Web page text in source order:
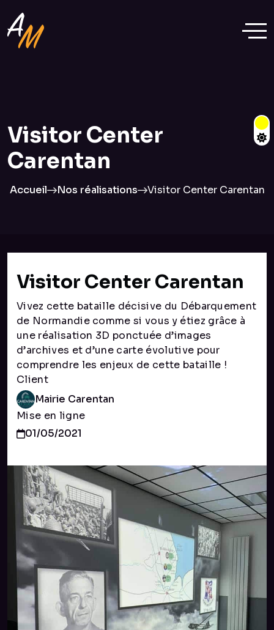
Visitor Center
Carentan
Accueil Nos réalisations Visitor Center Carentan
Visitor Center Carentan
Vivez cette bataille décisive du Débarquement
de Normandie comme si vous y étiez grâce à
une réalisation 3D ponctuée d’images
d’archives et d’une carte évolutive pour
comprendre les enjeux de cette bataille !
Client
Mairie Carentan
Mise en ligne
01/05/2021